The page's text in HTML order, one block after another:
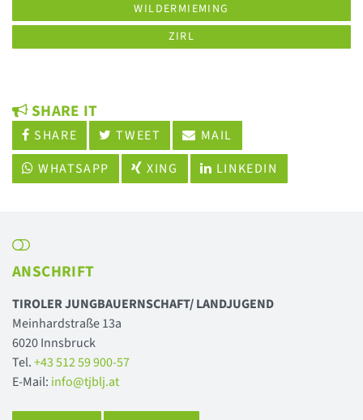
WILDERMIEMING
ZIRL
SHARE IT
SHARE TWEET
MAIL
WHATSAPP
XING LINKEDIN
ANSCHRIFT
TIROLER JUNGBAUERNSCHAFT/ LANDJUGEND
Meinhardstraße 13a
6020 Innsbruck
Tel.+43 512 59 900-57
E-Mail: info@tjblj.at